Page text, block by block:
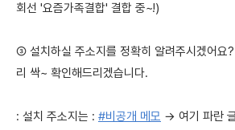
회선 '요즘가족결합' 결합 중~!)
③ 설치하실 주소지를 정확히 알려주시겠어요
리 싹~ 확인해드리겠습니다.
: 설치 주소지는 : #비공개 메모 → 여기 파란